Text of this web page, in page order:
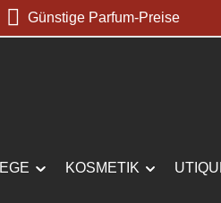
Günstige Parfum-Preise
KOSMETIK